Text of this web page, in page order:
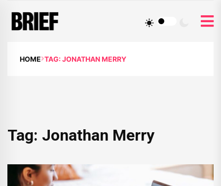
HOME TAG: JONATHAN MERRY
Tag: Jonathan Merry